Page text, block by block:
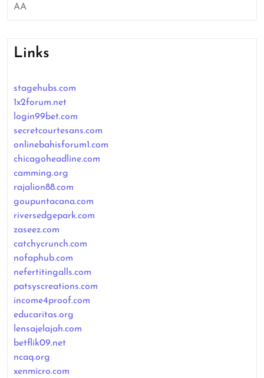
AA
Links
stagehubs.com
1x2forum.net
login99bet.com
secretcourtesans.com
onlinebahisforum1.com
chicagoheadline.com
camming.org
rajalion88.com
goupuntacana.com
riversedgepark.com
zaseez.com
catchycrunch.com
nofaphub.com
nefertitingalls.com
patsyscreations.com
income4proof.com
educaritas.org
lensajelajah.com
betflik09.net
ncaq.org
xenmicro.com